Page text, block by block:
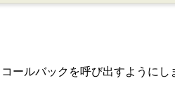
ールバックを呼び出すようにし